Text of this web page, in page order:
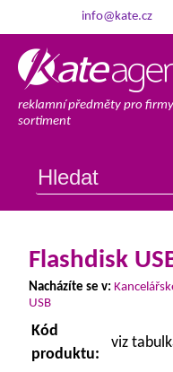
info@kate.cz
reklamní předměty pro
sortiment
Flashdisk
Nacházíte se v:
USB
Kód
produktu:
viz